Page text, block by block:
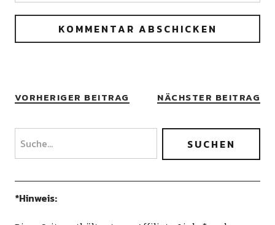
VORHERIGER BEITRAG NÄCHSTER BEITRAG
*Hinweis: